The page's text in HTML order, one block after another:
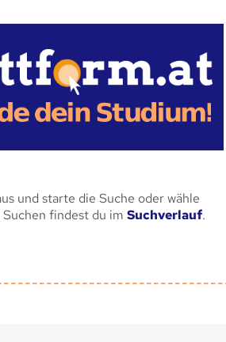
und starte die Suche oder wähle
findest du im Suchverlauf.